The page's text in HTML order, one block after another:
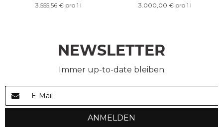
3.555,56 € pro 1 l 3.000,00 € pro 1 l
NEWSLETTER
Immer up-to-date bleiben
ANMELDEN